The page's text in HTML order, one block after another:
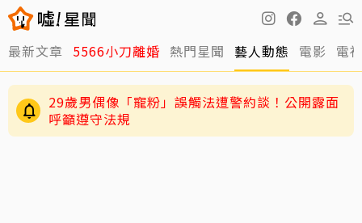
最新文章 5566小刀離婚 熱門星聞 藝人動態 電影 電
29歲男偶像「寵粉」誤觸法遭警約談！公開露面
呼籲遵守法規